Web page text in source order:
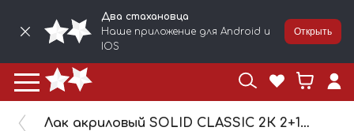
Два стахановца
Наше приложение для Android и
IOS
Открыть
Лак акриловый SOLID CLASSIC 2К 2+1 HS 1л+отв 0,5л 5715588